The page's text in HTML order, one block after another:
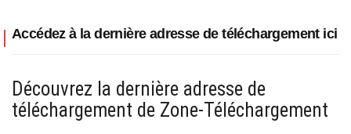
Accédez à la dernière adresse de téléchargement ici
Découvrez la dernière adresse de
téléchargement de Zone-Téléchargement